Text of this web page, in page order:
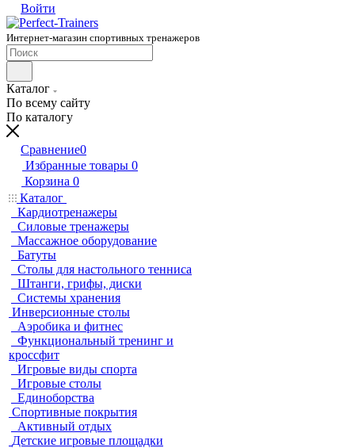
Войти
Интернет-магазин спортивных тренажеров
Каталог
По всему сайту
По каталогу
Сравнение0
Избранные товары 0
Корзина 0
Каталог
Кардиотренажеры
Силовые тренажеры
Массажное оборудование
Батуты
Столы для настольного тенниса
Штанги, грифы, диски
Системы хранения
Инверсионные столы
Аэробика и фитнес
Функциональный тренинг и
кроссфит
Игровые виды спорта
Игровые столы
Единоборства
Спортивные покрытия
Активный отдых
Детские игровые площадки